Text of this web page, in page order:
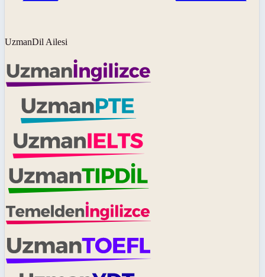
UzmanDil Ailesi